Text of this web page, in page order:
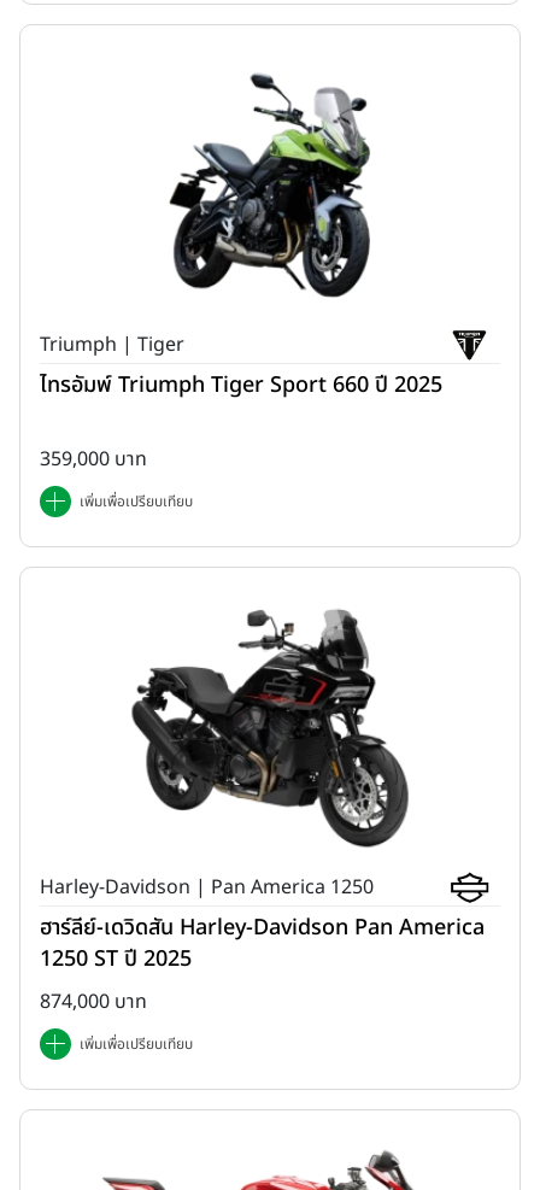
Triumph | Tiger
ไทรอัมพ์ Triumph Tiger Sport 660 ปี 2025
359,000 บาท
เพิ่มเพื่อเปรียบเทียบ
Harley-Davidson | Pan America 1250
ฮาร์ลีย์-เดวิดสัน Harley-Davidson Pan America
1250 ST ปี 2025
874,000 บาท
เพิ่มเพื่อเปรียบเทียบ